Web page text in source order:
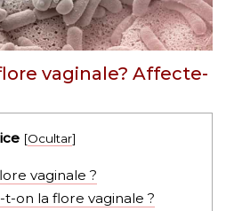
vaginale? Affecte-
[Ocultar]
vaginale ?
on la flore vaginale ?